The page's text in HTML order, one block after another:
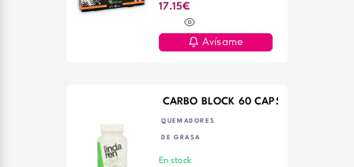
17.15€
Avísame
CARBO BLOCK 60 CAPSULAS
QUEMADORES
DE GRASA
En stock